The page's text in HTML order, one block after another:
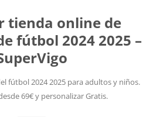
tienda online de
fútbol 2024 2025 –
fútbol 2024 2025 para adultos y niños.
69€ y personalizar Gratis.